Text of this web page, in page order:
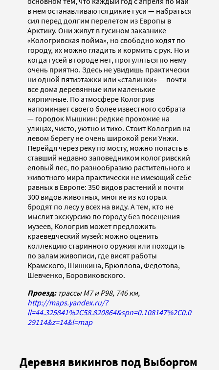
в нем останавливаются дикие гуси — набраться
сил перед долгим перелетом из Европы в
Арктику. Они живут в гусином заказнике
«Кологривская пойма», но свободно ходят по
городу, их можно гладить и кормить с рук. Но и
когда гусей в городе нет, прогуляться по нему
очень приятно. Здесь не увидишь практически
ни одной пятиэтажки или «сталинки» — почти
все дома деревянные или маленькие
кирпичные. По атмосфере Кологрив
напоминает своего более известного собрата
— городок Мышкин: редкие прохожие на
улицах, чисто, уютно и тихо. Стоит Кологрив на
левом берегу не очень широкой реки Унжи.
Перейдя через реку по мосту, можно попасть в
ставший недавно заповедником кологривский
еловый лес, по разнообразию растительного и
животного мира практически не имеющий себе
равных в Европе: 350 видов растений и почти
300 видов животных, многие из которых
бродят по лесу у всех на виду. А тем, кто не
мыслит экскурсию по городу без посещения
музеев, Кологрив может предложить
краеведческий музей: можно оценить
коллекцию старинного оружия или походить
по залам живописи, где висят работы
Крамского, Шишкина, Брюллова, Федотова,
Шевченко, Боровиковского.
Проезд:трассы M7 и P98, 746 км,
http://maps.yandex.ru/?
ll=44.325841%2C58.820864&spn=0.108147%2C0.0
29114&z=14&l=map
Деревня викингов под Выборгом